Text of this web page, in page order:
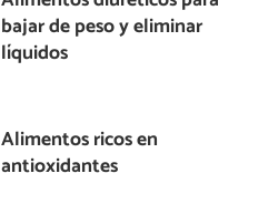
bajar de peso y eliminar
líquidos
Alimentos ricos en
antioxidantes